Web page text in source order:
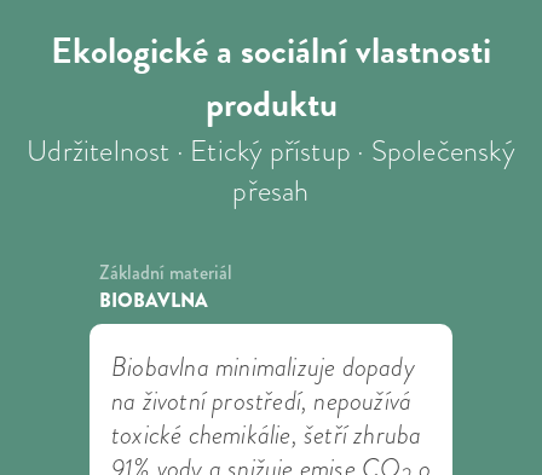
Ekologické a sociálnívlastnosti
produktu
Udržitelnost · Etický přístup · Společenský
přesah
Základní materiál
BIOBAVLNA
Biobavlna minimalizuje dopady
na životní prostředí, nepoužívá
toxické chemikálie, šetří zhruba